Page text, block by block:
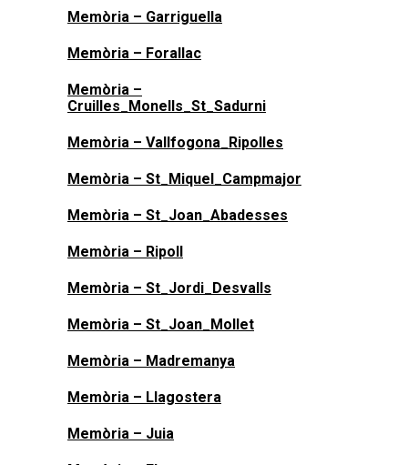
Memòria – Garriguella
Memòria – Forallac
Memòria –
Cruilles_Monells_St_Sadurni
Memòria – Vallfogona_Ripolles
Memòria – St_Miquel_Campmajor
M emòria – St_Joan_Abadesses
Memòria – Ripoll
Memòria – St_Jordi_Desvalls
Memòria – St_Joan_Mollet
Memòria – Madremanya
Memòria – Llagostera
Memòria – Juia